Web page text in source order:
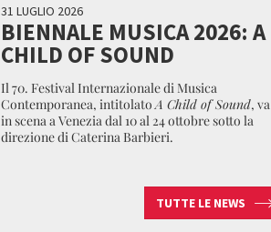
31 LUGLIO 2026
BIENNALE MUSICA 2026: A
CHILD OF SOUND
Il 70. Festival Internazionale di Musica
Contemporanea, intitolatoA Child of Sound, va
in scena a Venezia dal 10 al 24 ottobre sotto la
direzione di Caterina Barbieri.
TUTTE LE NEWS